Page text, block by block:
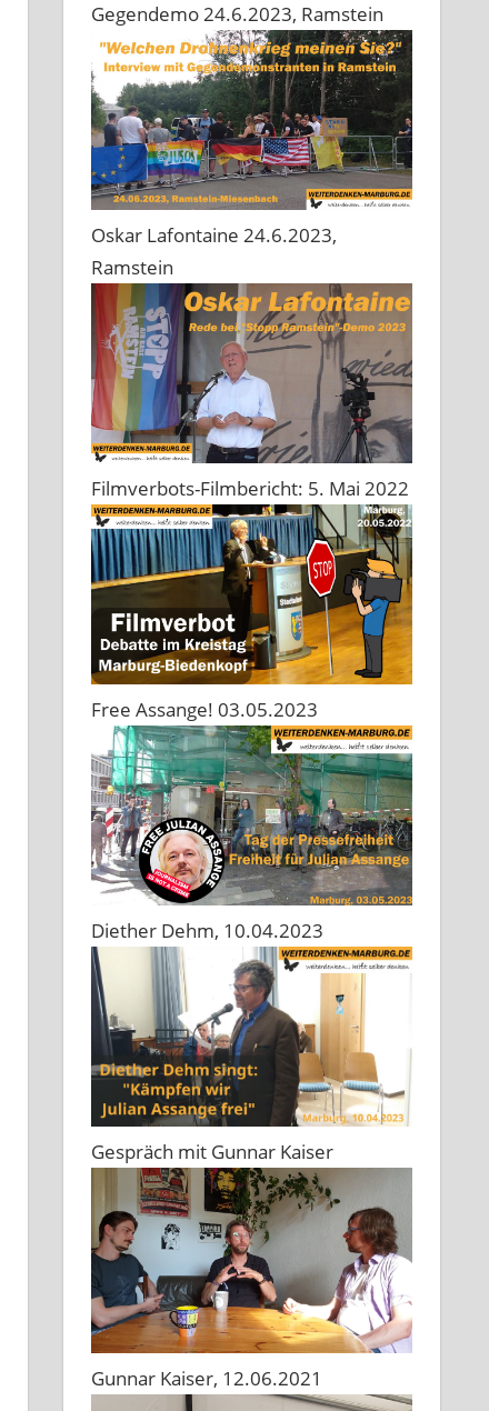
Gegendemo 24.6.2023, Ramstein
Oskar Lafontaine 24.6.2023,
Ramstein
Filmverbots-Filmbericht: 5. Mai 2022
Free Assange! 03.05.2023
Diether Dehm, 10.04.2023
Gespräch mit Gunnar Kaiser
Gunnar Kaiser, 12.06.2021